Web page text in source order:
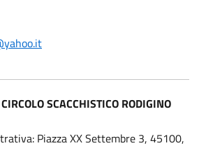
CIRCOLO SCACCHISTICO RODIGINO
Piazza XX Settembre 3, 45100,